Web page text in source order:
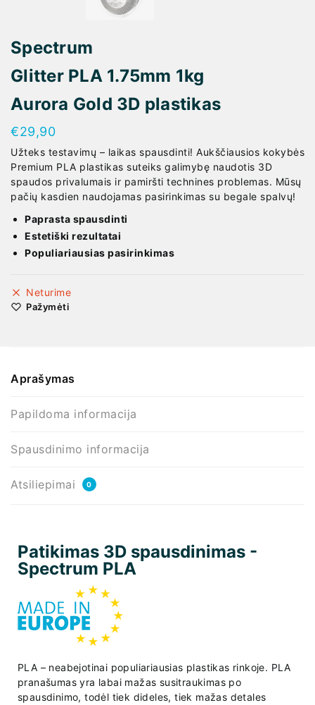
Spectrum
Glitter PLA 1.75mm 1kg
Aurora Gold 3D plastikas
€29,90
Užteks testavimų – laikas spausdinti! Aukščiausios kokybės
Premium PLA plastikas suteiks galimybę naudotis 3D
spaudos privalumais ir pamiršti technines problemas. Mūsų
pačių kasdien naudojamas pasirinkimas su begale spalvų!
Paprasta spausdinti
Estetiški rezultatai
Populiariausias pasirinkimas
Neturime
Pažymėti
Aprašymas
Papildoma informacija
Spausdinimo informacija
Atsiliepimai 0
Patikimas 3D spausdinimas -
Spectrum PLA
PLA – neabejotinai populiariausias plastikas rinkoje. PLA
pranašumas yra labai mažas susitraukimas po
spausdinimo, todėl tiek dideles, tiek mažas detales